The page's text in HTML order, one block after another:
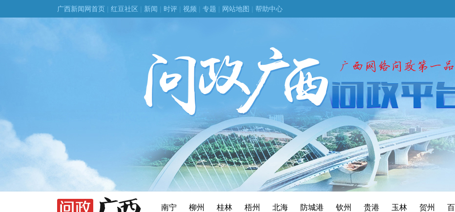
广西新闻网首页 | 红豆社区 | 新闻 | 时评 | 视频 | 专题 | 网站地图 | 帮助中心
南宁 柳州 桂林 梧州 北海 防城港 钦州 贵港 玉林 贺州